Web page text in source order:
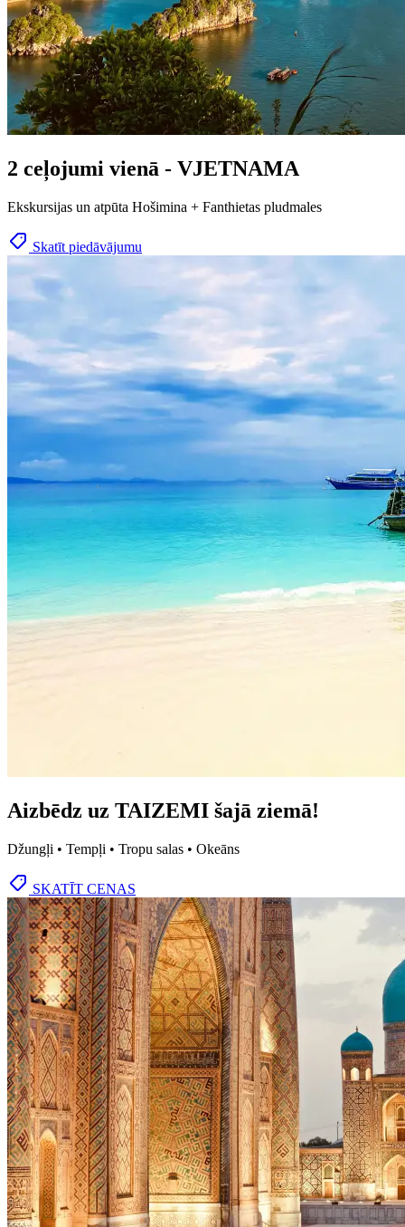
2 ceļojumi vienā - VJETNAMA
Ekskursijas un atpūta Hošimina + Fanthietas pludmales
Skatīt piedāvājumu
Aizbēdz uz TAIZEMI šajā ziemā!
Džungļi • Tempļi • Tropu salas • Okeāns
SKATĪT CENAS